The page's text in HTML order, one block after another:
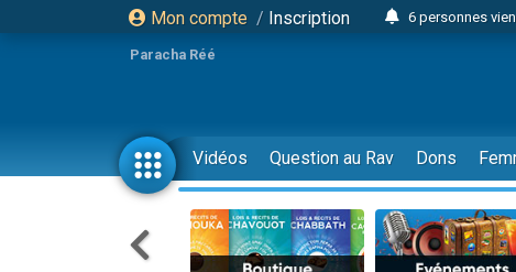
Mon compte / Inscription
6 personnes
2
17 personnes
4 personnes
Il reste 49
23
Eva vient de
Paracha Réé
Vidéos Question au Rav Dons